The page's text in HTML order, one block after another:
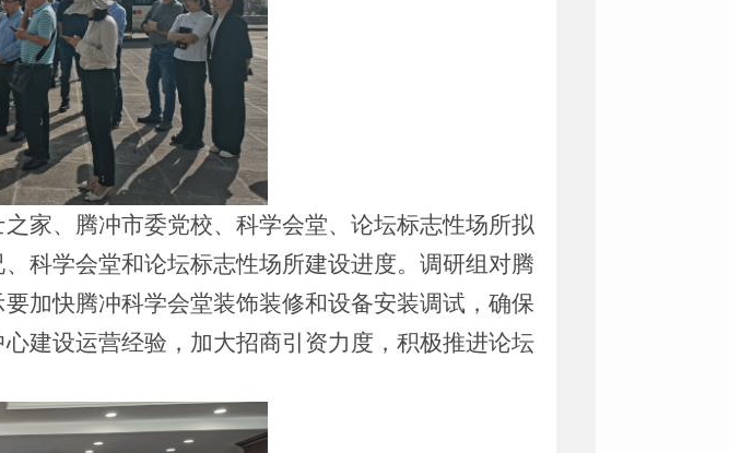
家、腾冲市委党校、科学会堂、论坛标志性场所拟
科学会堂和论坛标志性场所建设进度。调研组对腾
加快腾冲科学会堂装饰装修和设备安装调试，确保
建设运营经验，加大招商引资力度，积极推进论坛